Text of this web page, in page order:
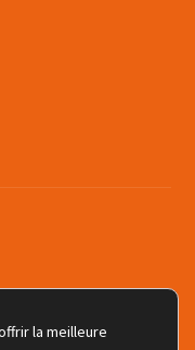
la meilleure